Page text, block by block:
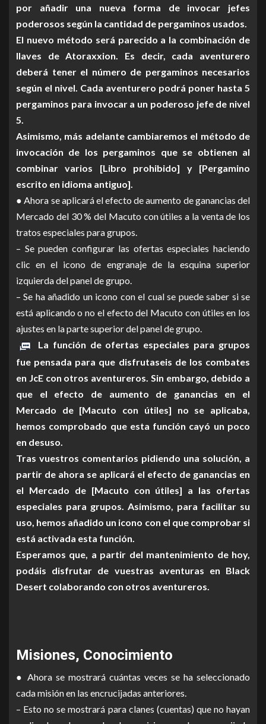
por añadir una nueva forma de invocar jefes
poderosos según la cantidad de pergaminos usados.
El nuevo método será parecido a la combinación de
llaves de Atoraxxion. Es decir, cada aventurero
deberá tener el número de pergaminos necesarios
según el nivel. Cada aventurero podrá poner hasta 5
pergaminos para invocar a un poderoso jefe de nivel
5.
Asimismo, más adelante cambiaremos el método de
invocación de los pergaminos que se obtienen al
combinar varios [Libro prohibido] y [Pergamino
escrito en idioma antiguo].
● Ahora se aplicará el efecto de aumento de ganancias del
Mercado del 30 % del Macuto con útiles a la venta de los
tratos especiales para grupos.
– Se pueden configurar las ofertas especiales haciendo
clic en el icono de engranaje de la esquina superior
izquierda del panel de grupo.
– Se ha añadido un icono con el cual se puede saber si se
está aplicando o no el efecto del Macuto con útiles en los
ajustes en la parte superior del panel de grupo.
La función de ofertas especiales para grupos
fue pensada para que disfrutaseis de los combates
en JcE con otros aventureros. Sin embargo, debido a
que el efecto de aumento de ganancias en el
Mercado de [Macuto con útiles] no se aplicaba,
hemos comprobado que esta función cayó un poco
en desuso.
Tras vuestros comentarios pidiendo una solución, a
partir de ahora se aplicará el efecto de ganancias en
el Mercado de [Macuto con útiles] a las ofertas
especiales para grupos. Asimismo, para facilitar su
uso, hemos añadido un icono con el que comprobar si
está activada esta función.
Esperamos que, a partir del mantenimiento de hoy,
podáis disfrutar de vuestras aventuras en Black
Desert colaborando con otros aventureros.
Misiones, Conocimiento
● Ahora se mostrará cuántas veces se ha seleccionado
cada misión en las encrucijadas anteriores.
– Esto no se mostrará para clanes (cuentas) que no hayan